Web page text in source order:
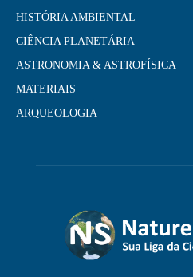
HISTÓRIA AMBIENTAL
CIÊNCIA PLANETÁRIA
ASTRONOMIA & ASTROFÍSICA
MATERIAIS
ARQUEOLOGIA